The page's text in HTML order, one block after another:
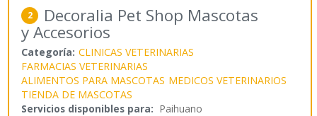
2 Decoralia Pet Shop Mascotas
y Accesorios
Categoría: CLINICAS VETERINARIAS
FARMACIAS VETERINARIAS
ALIMENTOS PARA MASCOTAS MEDICOS VETERINARIOS
TIENDA DE MASCOTAS
Servicios disponibles para: Paihuano